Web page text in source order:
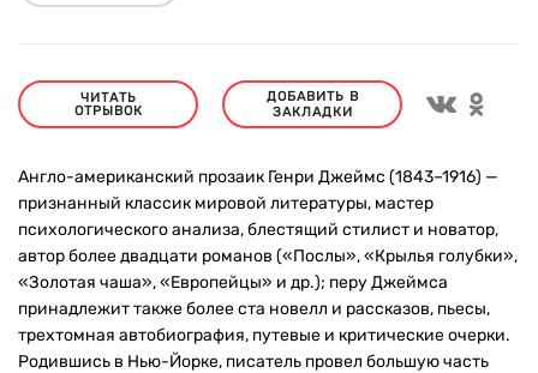
ЧИТАТЬ
ОТРЫВОК
ДОБАВИТЬ В
ЗАКЛАДКИ
Англо-американский прозаик Генри Джеймс (1843–1916) —
признанный классик мировой литературы, мастер
психологического анализа, блестящий стилист и новатор,
автор более двадцати романов («Послы», «Крылья голубки»,
«Золотая чаша», «Европейцы» и др.); перу Джеймса
принадлежит также более ста новелл и рассказов, пьесы,
трехтомная автобиография, путевые и критические очерки.
Родившись в Нью-Йорке, писатель провел большую часть